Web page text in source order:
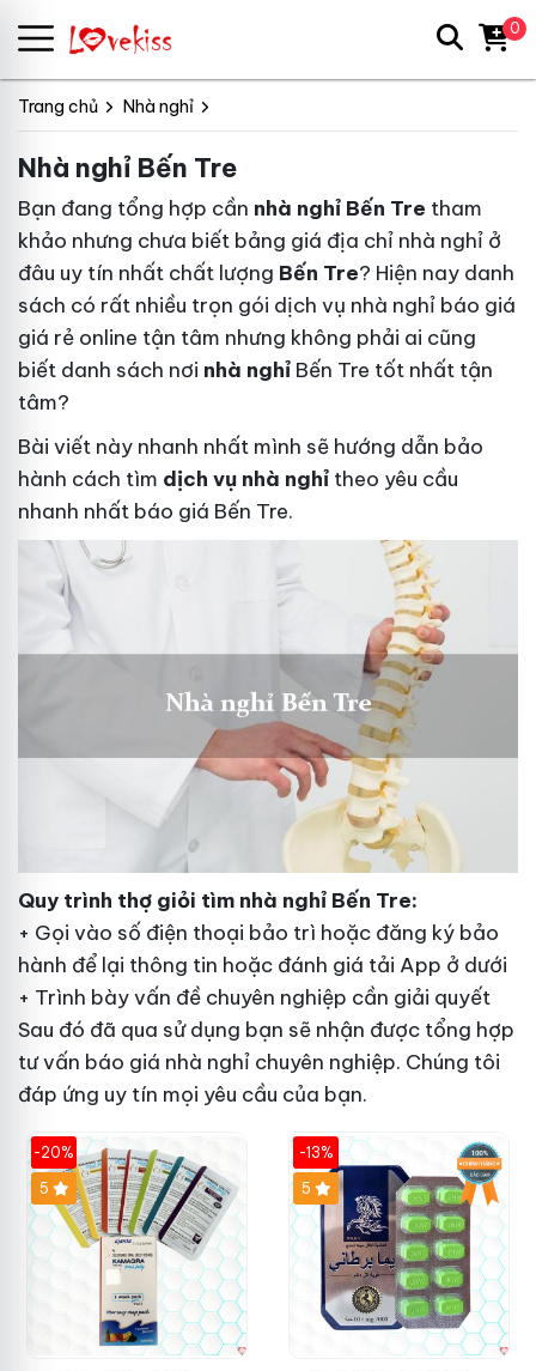
Trang chủ Nhà nghỉ
Nhà nghỉ Bến Tre
Bạn đang tổng hợp cần nhà nghỉ Bến Tre tham
khảo nhưng chưa biết bảng giá địa chỉ nhà nghỉ ở
đâu uy tín nhất chất lượng Bến Tre? Hiện nay danh
sách có rất nhiều trọn gói dịch vụ nhà nghỉ báo giá
giá rẻ online tận tâm nhưng không phải ai cũng
biết danh sách nơi nhà nghỉ Bến Tre tốt nhất tận
tâm?
Bài viết này nhanh nhất mình sẽ hướng dẫn bảo
hành cách tìm dịch vụ nhà nghỉ theo yêu cầu
nhanh nhất báo giá Bến Tre.
Quy trình thợ giỏi tìm nhà nghỉ Bến Tre:
+ Gọi vào số điện thoại bảo trì hoặc đăng ký bảo
hành để lại thông tin hoặc đánh giá tải App ở dưới
+ Trình bày vấn đề chuyên nghiệp cần giải quyết
Sau đó đã qua sử dụng bạn sẽ nhận được tổng hợp
tư vấn báo giá nhà nghỉ chuyên nghiệp. Chúng tôi
đáp ứng uy tín mọi yêu cầu của bạn.
-20%
5
-13%
Hot
5
0